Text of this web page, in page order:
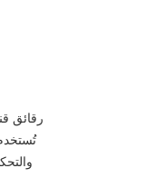
رقائق